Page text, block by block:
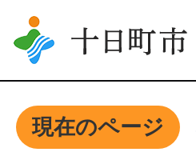
現在のページ